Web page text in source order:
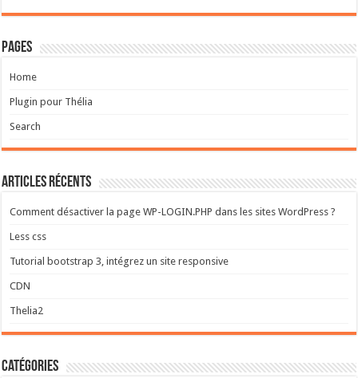
Pages
Home
Plugin pour Thélia
Search
Articles récents
Comment désactiver la page WP-LOGIN.PHP dans les sites WordPress ?
Less css
Tutorial bootstrap 3, intégrez un site responsive
CDN
Thelia2
Catégories